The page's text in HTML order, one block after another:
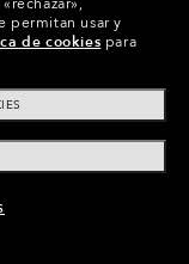
permitan usar y
de cookies para